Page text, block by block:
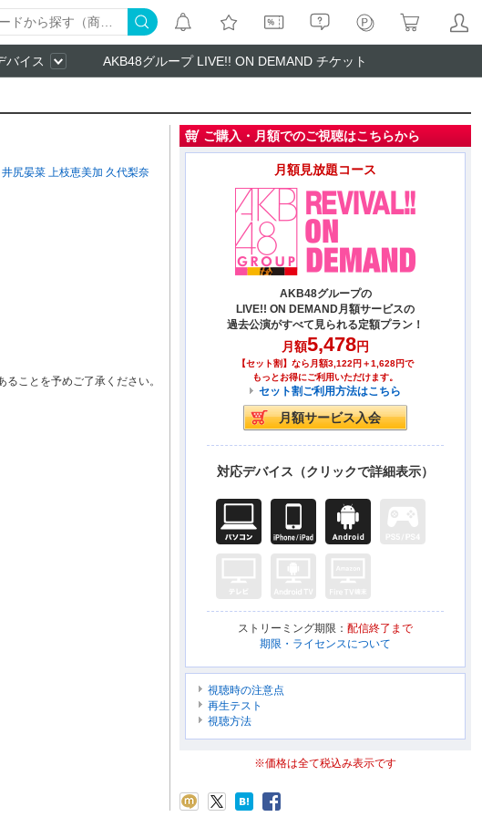
バイス AKB48グループ LIVE!! ON DEMAND チケット
井尻晏菜 上枝恵美加 久代梨奈
ことを予めご了承ください。
ご購入・月額でのご視聴はこちらから
月額見放題コース
AKB48グループの
LIVE!! ON DEMAND月額サービスの
過去公演がすべて見られる定額プラン！
月額5,478円
【セット割】なら月額3,122円＋1,628円で
もっとお得にご利用いただけます。
セット割ご利用方法はこちら
対応デバイス（クリックで詳細表示）
ストリーミング期限： 配信終了まで
期限・ライセンスについて
視聴時の注意点
再生テスト
視聴方法
※価格は全て税込み表示です